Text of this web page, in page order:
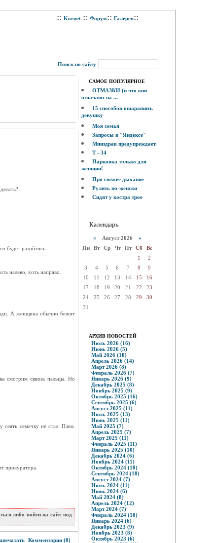
:: Kornet :: Форум:: Галерея::
Поиск по сайту
будет разойтись.
налево, хоть направо.
А женщина обычно бежит
смотрим сквозь пальцы. Но
сеять семечку не стал. Плюс
прокуратура.
либо войти на сайт под
Комментарии (0)
САМОЕ ПОПУЛЯРНОЕ
ОТМАЗКИ (и что они
означают на ...
15 способов ошарашить
девушку
Моя семья
Запросы в "Яндексе"
Минздрав предупреждает.
Т - 34
Парковка только для
женщин!
Про свежее дыхание
Рулить по-женски
Сидят у костра трое
Календарь
« Август 2026 »
Пн
Вт Ср Чт Пт Сб
Вс
1
2
3
4 5 6 7 8
9
10
11 12 13 14 15
16
17
18 19 20 21 22
23
24
25 26 27 28 29
30
31
АРХИВ НОВОСТЕЙ
Июль 2026 (16)
Июнь 2026 (5)
Май 2026 (10)
Апрель 2026 (14)
Март 2026 (8)
Февраль 2026 (7)
Январь 2026 (9)
Декабрь 2025 (8)
Ноябрь 2025 (9)
Октябрь 2025 (16)
Сентябрь 2025 (6)
Август 2025 (11)
Июль 2025 (13)
Июнь 2025 (11)
Май 2025 (7)
Апрель 2025 (7)
Март 2025 (11)
Февраль 2025 (11)
Январь 2025 (10)
Декабрь 2024 (6)
Ноябрь 2024 (11)
Октябрь 2024 (10)
Сентябрь 2024 (10)
Август 2024 (7)
Июль 2024 (11)
Июнь 2024 (6)
Май 2024 (8)
Апрель 2024 (12)
Март 2024 (7)
Февраль 2024 (10)
Январь 2024 (6)
Декабрь 2023 (9)
Ноябрь 2023 (8)
Октябрь 2023 (6)